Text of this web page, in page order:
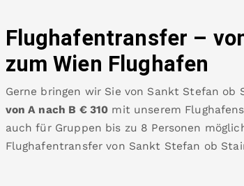
Flughafentransfer –
zum Wien Flughafen
Gerne bringen wir Sie von Sankt Stefan ob
von A nach B € 310 mit unserem
auch für Gruppen bis zu 8 Personen
Flughafentransfer von Sankt Stefan ob